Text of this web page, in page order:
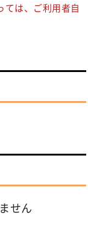
ては、ご利用者自
せん